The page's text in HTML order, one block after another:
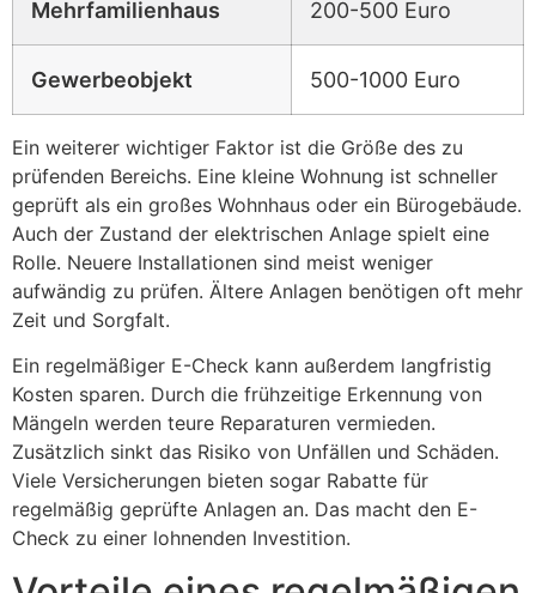
Mehrfamilienhaus 200-500 Euro
Gewerbeobjekt 500-1000 Euro
Ein weiterer wichtiger Faktor ist die Größe des zu
prüfenden Bereichs. Eine kleine Wohnung ist schneller
geprüft als ein großes Wohnhaus oder ein Bürogebäude.
Auch der Zustand der elektrischen Anlage spielt eine
Rolle. Neuere Installationen sind meist weniger
aufwändig zu prüfen. Ältere Anlagen benötigen oft mehr
Zeit und Sorgfalt.
Ein regelmäßiger E-Check kann außerdem langfristig
Kosten sparen. Durch die frühzeitige Erkennung von
Mängeln werden teure Reparaturen vermieden.
Zusätzlich sinkt das Risiko von Unfällen und Schäden.
Viele Versicherungen bieten sogar Rabatte für
regelmäßig geprüfte Anlagen an. Das macht den E-
Check zu einer lohnenden Investition.